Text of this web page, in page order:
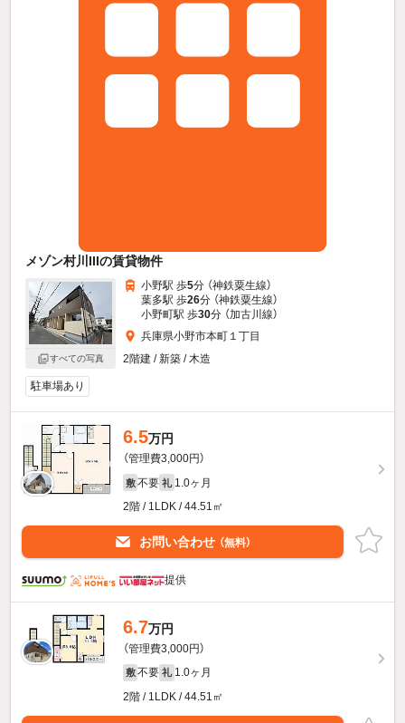
メゾン村川IIIの賃貸物件
すべての写真
小野駅 歩5分 （神鉄粟生線）
葉多駅 歩26分 （神鉄粟生線）
小野町駅 歩30分 （加古川線）
兵庫県小野市本町１丁目
2階建 / 新築 / 木造
駐車場あり
6.5万円
（管理費3,000円）
敷 不要 礼 1.0ヶ月
2階 / 1LDK / 44.51㎡
お問い合わせ （無料）
提供
6.7万円
（管理費3,000円）
敷 不要 礼 1.0ヶ月
2階 / 1LDK / 44.51㎡